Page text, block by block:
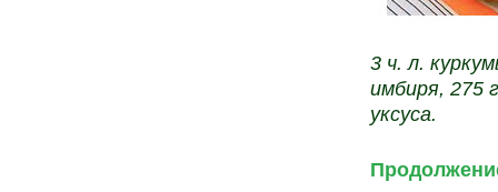
3 ч. л.
имбиря, 275
уксуса.